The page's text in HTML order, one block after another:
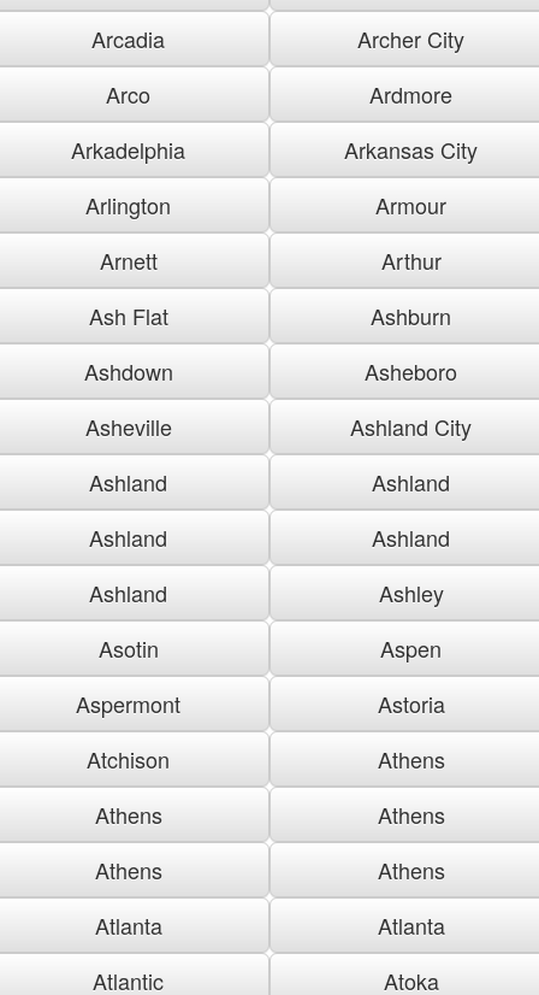
Arcadia
Archer City
Arco
Ardmore
Arkadelphia
Arkansas City
Arlington
Armour
Arnett
Arthur
Ash Flat
Ashburn
Ashdown
Asheboro
Asheville
Ashland City
Ashland
Ashland
Ashland
Ashland
Ashland
Ashley
Asotin
Aspen
Aspermont
Astoria
Atchison
Athens
Athens
Athens
Athens
Athens
Atlanta
Atlanta
Atlantic
Atoka